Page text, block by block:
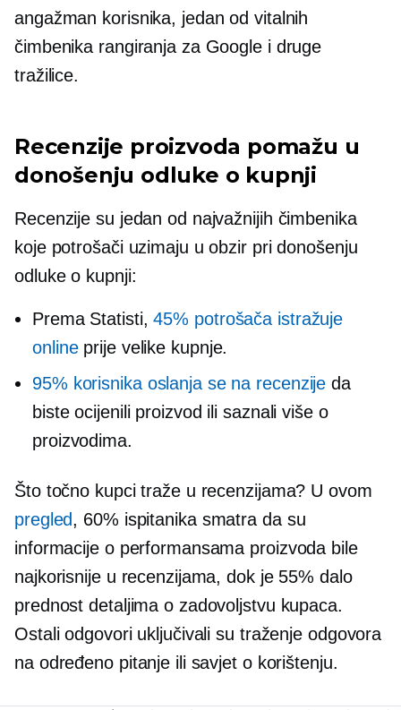
angažman korisnika, jedan od vitalnih
čimbenika rangiranja za Google i druge
tražilice.
Recenzije proizvoda pomažu u
donošenju odluke o kupnji
Recenzije su jedan od najvažnijih čimbenika
koje potrošači uzimaju u obzir pri donošenju
odluke o kupnji:
Prema Statisti,45% potrošača istražuje
onlineprije velike kupnje.
95% korisnika oslanja se na recenzije da
biste ocijenili proizvod ili saznali više o
proizvodima.
Što točno kupci traže u recenzijama? U ovom
pregled, 60% ispitanika smatra da su
informacije o performansama proizvoda bile
najkorisnije u recenzijama, dok je 55% dalo
prednost detaljima o zadovoljstvu kupaca.
Ostali odgovori uključivali su traženje odgovora
na određeno pitanje ili savjet o korištenju.